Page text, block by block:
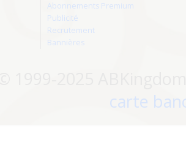
Abonnements Premium
Publicité
Recrutement
Bannières
carte